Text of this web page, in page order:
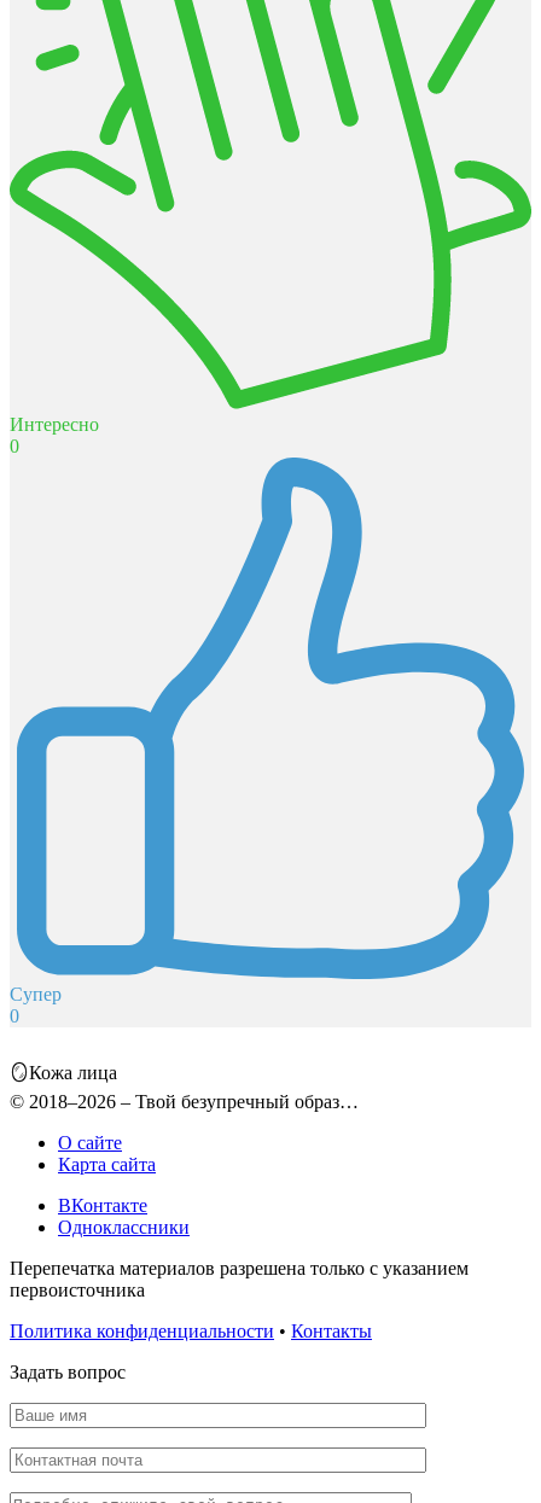
Интересно
0
Супер
0
🪞Кожа лица
© 2018–2026 – Твой безупречный образ…
О сайте
Карта сайта
ВКонтакте
Одноклассники
Перепечатка материалов разрешена только с указанием
первоисточника
Политика конфиденциальности • Контакты
Задать вопрос